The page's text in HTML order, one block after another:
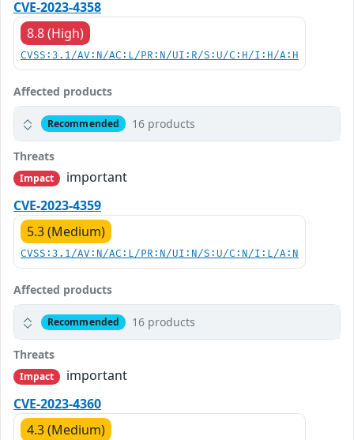
CVE-2023-4358
8.8 (High)
CVSS:3.1/AV:N/AC:L/PR:N/UI:R/S:U/C:H/I:H/A:H
Affected products
Recommended 16 products
Threats
Impact
important
CVE-2023-4359
5.3 (Medium)
CVSS:3.1/AV:N/AC:L/PR:N/UI:N/S:U/C:N/I:L/A:N
Affected products
Recommended 16 products
Threats
Impact
important
CVE-2023-4360
4.3 (Medium)